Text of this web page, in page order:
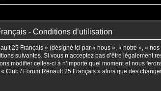
- Conditions d’utilisation
25 Français » (désigné ici par « nous », « notre », «
suivantes. Si vous n’acceptez pas d’être légalement
modifier celles-ci à n’importe quel moment et nous
Club / Forum Renault 25 Français » alors que des